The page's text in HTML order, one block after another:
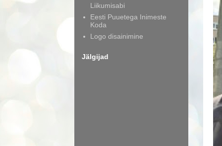
Liikumisabi
Eesti Puuetega Inimeste
Koda
Logo disainimine
Jälgijad